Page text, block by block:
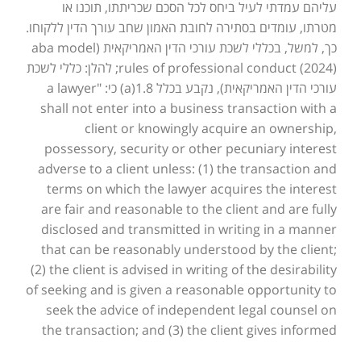
עליהם עמדתי לעיל ביחס לכל הסכם שכריתתו, תוכנו או
מטרתו, עומדים בסתירה לחובת האמון שחב עורך הדין ללקוחו.
כך, למשל, בכללי לשכת עורכי הדין האמריקאית (aba model
rules of professional conduct (2024); להלן: כללי לשכת
עורכי הדין האמריקאית), נקבע בכלל 1.8(a) כי: "a lawyer
shall not enter into a business transaction with a
client or knowingly acquire an ownership,
possessory, security or other pecuniary interest
adverse to a client unless: (1) the transaction and
terms on which the lawyer acquires the interest
are fair and reasonable to the client and are fully
disclosed and transmitted in writing in a manner
that can be reasonably understood by the client;
(2) the client is advised in writing of the desirability
of seeking and is given a reasonable opportunity to
seek the advice of independent legal counsel on
the transaction; and (3) the client gives informed